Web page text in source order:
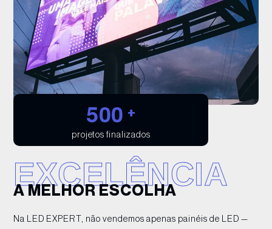
500 +
projetos finalizados
EXCELÊNCIA
A MELHOR ESCOLHA
Na LED EXPERT, não vendemos apenas painéis de LED —